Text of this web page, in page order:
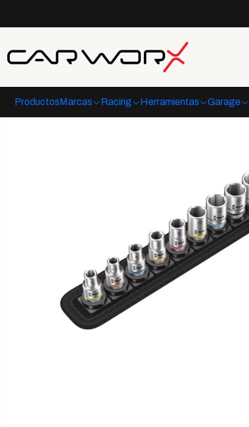
ProductosMarcas Racing Herramientas Garage